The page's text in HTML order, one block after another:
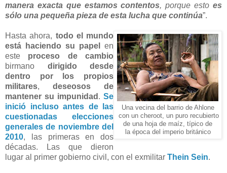
manera exacta que estamos contentos, porque estoes
sólo una pequeña pieza de esta lucha que continúa”.
Una vecina del barrio de Ahlone
con un cheroot, un puro recubierto
de una hoja de maíz, típico de
la época del imperio británico
Hasta ahora, todo el mundo
está haciendo su papel
en
este proceso de cambio
birmano dirigido desde
dentro por los propios
militares, deseosos de
mantener su impunidad . Se
inició incluso antes de las
cuestionadas elecciones
generales de noviembre del
2010, las primeras en dos
décadas. Las que dieron
lugar al primer gobierno civil, con el exmilitar Thein Sein.